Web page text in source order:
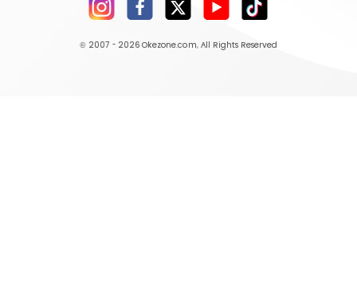
© 2007 - 2026 Okezone.com, All Rights Reserved